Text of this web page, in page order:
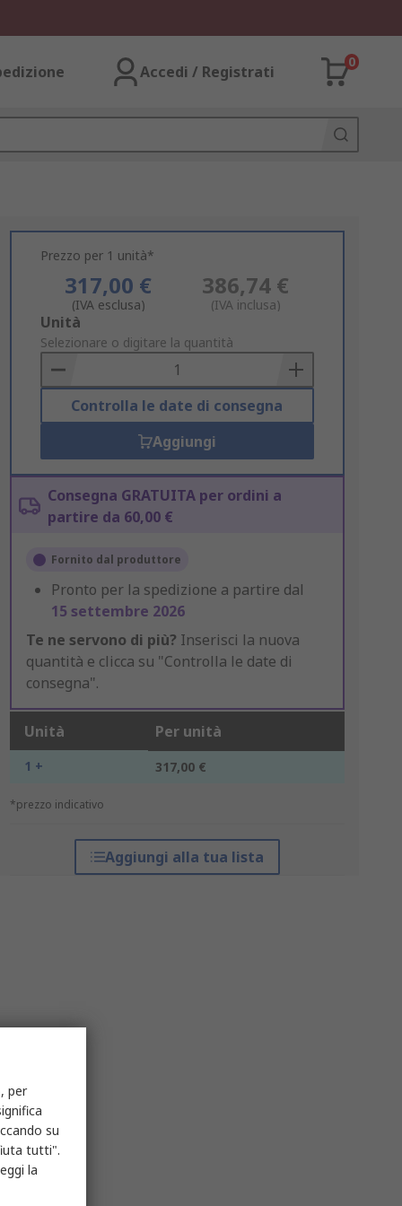
Accedi / Registrati
0
Prezzo per 1 unità*
317,00 €
(IVA esclusa)
386,74 €
(IVA inclusa)
Add
to
Basket
Unità
Selezionare o digitare la quantità
Controlla le date di consegna
Aggiungi
Consegna GRATUITA per ordini a
partire da 60,00 €
Fornito dal produttore
Pronto per la spedizione a partire dal
15 settembre 2026
Te ne servono di più? Inserisci la nuova
quantità e clicca su "Controlla le date di
consegna".
Unità Per unità
1 + 317,00 €
*prezzo indicativo
Aggiungi alla tua lista
per
su
tutti".
la